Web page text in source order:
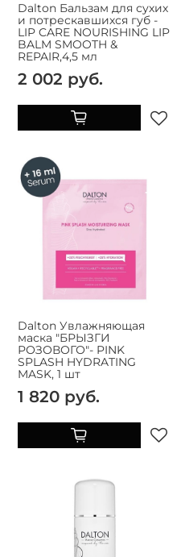
Dalton Бальзам для сухих
и потрескавшихся губ -
LIP CARE NOURISHING LIP
BALM SMOOTH &
REPAIR,4,5 мл
2 002 руб.
Dalton Увлажняющая
маска "БРЫЗГИ
РОЗОВОГО"- PINK
SPLASH HYDRATING
MASK, 1 шт
1 820 руб.